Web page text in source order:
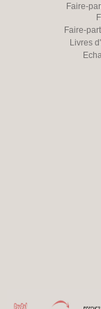
Faire-
Faire-
Livres